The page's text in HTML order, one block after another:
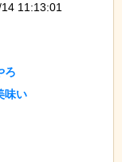
11:13:01
ろ
味い